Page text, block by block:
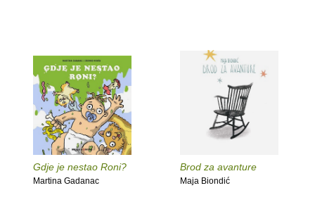
Gdje je nestao Roni?
Martina Gadanac
Brod za avanture
Maja Biondić